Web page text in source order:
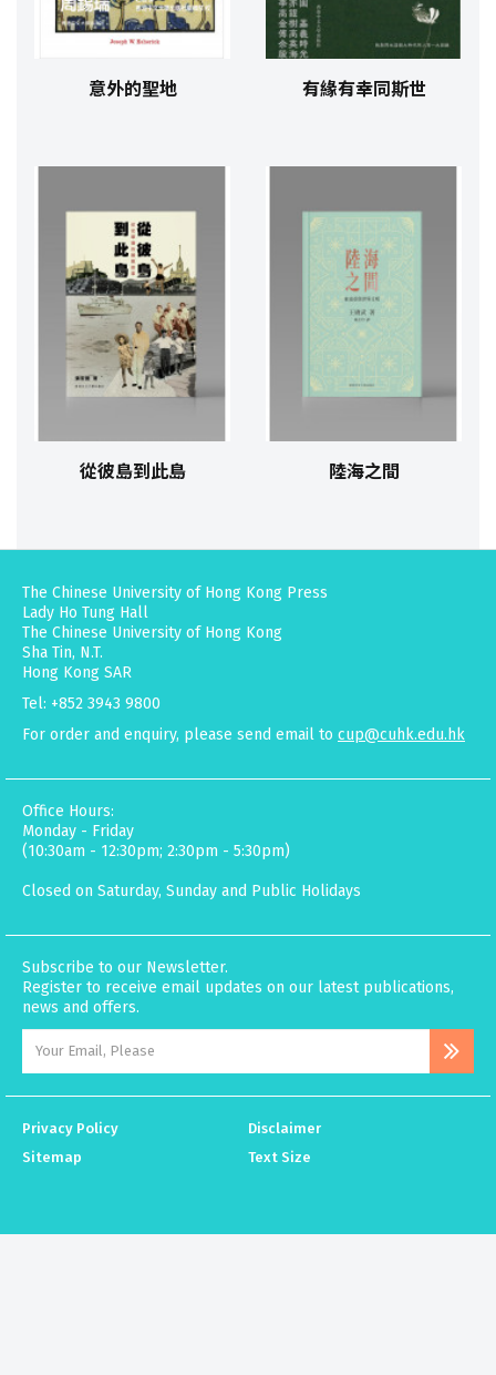
意外的聖地 有緣有幸同斯世
從彼島到此島 陸海之間
The Chinese University of Hong Kong Press
Lady Ho Tung Hall
The Chinese University of Hong Kong
Sha Tin, N.T.
Hong Kong SAR
Tel: +852 3943 9800
For order and enquiry, please send email to cup@cuhk.edu.hk
Office Hours:
Monday - Friday
(10:30am - 12:30pm; 2:30pm - 5:30pm)
Closed on Saturday, Sunday and Public Holidays
Subscribe to our Newsletter.
Register to receive email updates on our latest publications,
news and offers.
Privacy Policy
Disclaimer
Sitemap
Text Size